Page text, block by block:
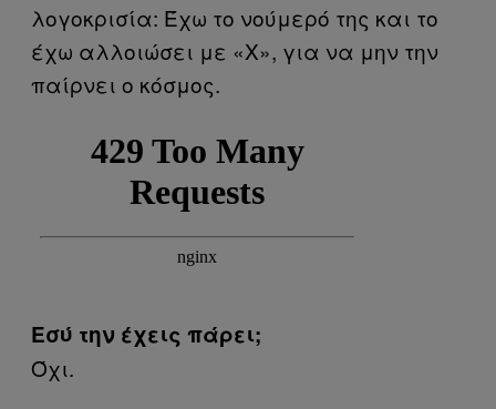
λογοκρισία: Έχω το νούμερό της και το
έχω αλλοιώσει με «Χ», για να μην την
παίρνει ο κόσμος.
Εσύ την έχεις πάρει;
Όχι.